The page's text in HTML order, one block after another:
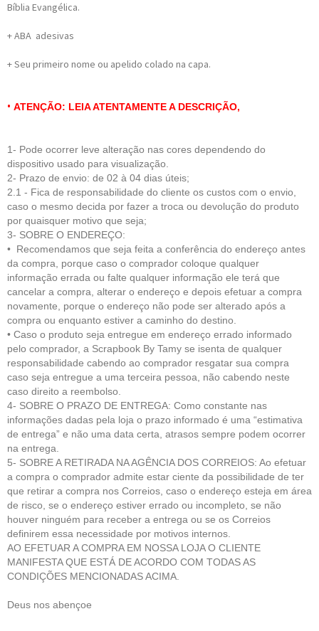
Bíblia Evangélica.
+ ABA adesivas
+ Seu primeiro nome ou apelido colado na capa.
• ATENÇÃO: LEIA ATENTAMENTE A DESCRIÇÃO,
1- Pode ocorrer leve alteração nas cores dependendo do
dispositivo usado para visualização.
2- Prazo de envio: de 02 à 04 dias úteis;
2.1 - Fica de responsabilidade do cliente os custos com o envio,
caso o mesmo decida por fazer a troca ou devolução do produto
por quaisquer motivo que seja;
3- SOBRE O ENDEREÇO:
• Recomendamos que seja feita a conferência do endereço antes
da compra, porque caso o comprador coloque qualquer
informação errada ou falte qualquer informação ele terá que
cancelar a compra, alterar o endereço e depois efetuar a compra
novamente, porque o endereço não pode ser alterado após a
compra ou enquanto estiver a caminho do destino.
• Caso o produto seja entregue em endereço errado informado
pelo comprador, a Scrapbook By Tamy se isenta de qualquer
responsabilidade cabendo ao comprador resgatar sua compra
caso seja entregue a uma terceira pessoa, não cabendo neste
caso direito a reembolso.
4- SOBRE O PRAZO DE ENTREGA: Como constante nas
informações dadas pela loja o prazo informado é uma “estimativa
de entrega” e não uma data certa, atrasos sempre podem ocorrer
na entrega.
5- SOBRE A RETIRADA NA AGÊNCIA DOS CORREIOS: Ao efetuar
a compra o comprador admite estar ciente da possibilidade de ter
que retirar a compra nos Correios, caso o endereço esteja em área
de risco, se o endereço estiver errado ou incompleto, se não
houver ninguém para receber a entrega ou se os Correios
definirem essa necessidade por motivos internos.
AO EFETUAR A COMPRA EM NOSSA LOJA O CLIENTE
MANIFESTA QUE ESTÁ DE ACORDO COM TODAS AS
CONDIÇÕES MENCIONADAS ACIMA.
Deus nos abençoe